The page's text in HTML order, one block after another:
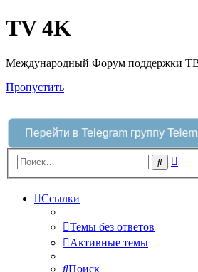
TV 4K
Международный Форум поддержки
Пропустить
Перейти в Telegram группу
Поиск
Ссылки
Темы без ответов
Активные темы
Поиск